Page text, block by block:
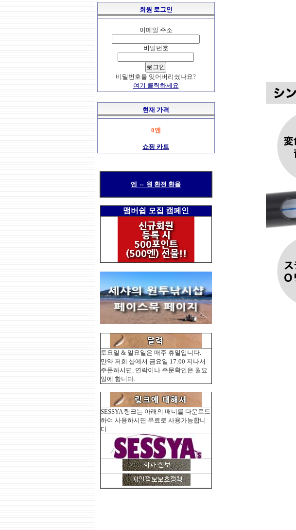
회원 로그인
이메일 주소
비밀번호
비밀번호를 잊어버리셨나요?
여기 클릭하세요
현재 가격
0엔
쇼핑 카트
엔 ⇔ 원 환전 환율
맴버쉽 모집 캠페인
토요일 & 일요일은 매주 휴일입니다.
만약 저희 샵에서 금요일 17:00 지나서
주문하시면, 연락이나 주문확인은 월요
일에 합니다.
SESSYA 링크는 아래의 배너를 다운로드
하여 사용하시면 무료로 사용가능합니
다.